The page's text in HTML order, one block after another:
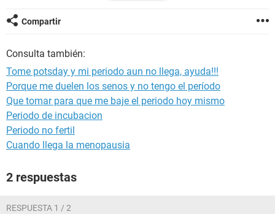
dia que tenia que llegar no llego, no se si es efecto
secundario de la pastilla, pero ademas me siento un dolor
fecuente y ademas orino mucho y me duele la vagina
cuando dejo orinar. mi periodo aun no llega, entonces me
tiene que llegar el 12 de agosto. ( La relacion sexual fue el
21 de Junio) entonces estoy asustada por eso, ayudaaaaa :(
Compartir
Consulta también:
Tome potsday y mi periodo aun no llega, ayuda!!!
Porque me duelen los senos y no tengo el período
Que tomar para que me baje el periodo hoy mismo
Periodo de incubacion
Periodo no fertil
Cuando llega la menopausia
2 respuestas
RESPUESTA 1 / 2